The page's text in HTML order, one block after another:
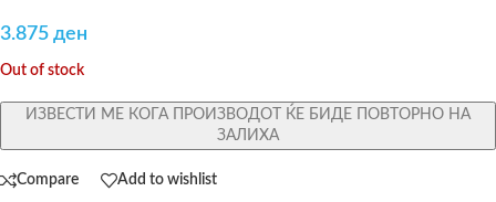
3.875 ден
Out of stock
ИЗВЕСТИ МЕ КОГА ПРОИЗВОДОТ ЌЕ БИДЕ ПОВТОРНО НА
ЗАЛИХА
Compare Add to wishlist